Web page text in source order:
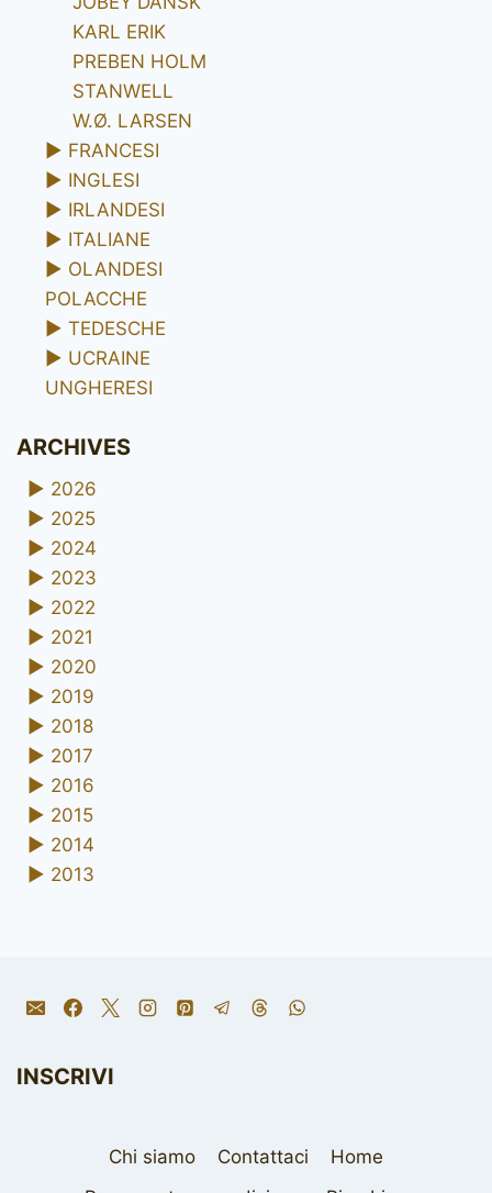
KARL ERIK
PREBEN HOLM
STANWELL
W.Ø. LARSEN
► FRANCESI
► INGLESI
► IRLANDESI
► ITALIANE
► OLANDESI
POLACCHE
► TEDESCHE
► UCRAINE
UNGHERESI
ARCHIVES
► 2026
► 2025
► 2024
► 2023
► 2022
► 2021
► 2020
► 2019
► 2018
► 2017
► 2016
► 2015
► 2014
► 2013
INSCRIVI
Chi siamo Contattaci
Home